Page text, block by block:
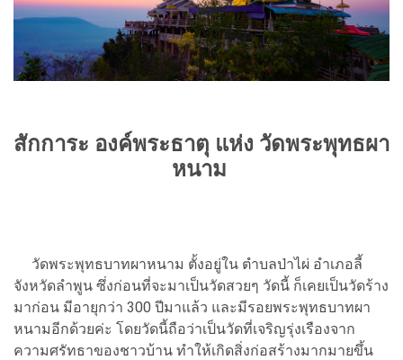
สักการะ องค์พระธาตุ แห่ง วัดพระพุทธผา
หนาม
วัดพระพุทธบาทผาหนาม ตั้งอยู่ใน ตำบลป่าไผ่ อำเภอลี้
จังหวัดลำพูน ซึ่งก่อนที่จะมาเป็นวัดสวยๆ วัดนี้ ก็เคยเป็นวัดร้าง
มาก่อน มีอายุกว่า 300 ปีมาแล้ว และมีรอยพระพุทธบาทผา
หนามอีกด้วยค่ะ โดยวัดนี้ถือว่าเป็นวัดที่เจริญรุ่งเรืองจาก
ความศรัทธาของชาวบ้าน ทำให้เกิดสิ่งก่อสร้างมากมายขึ้น